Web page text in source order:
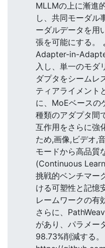
MLLMの上に漸進
し、共同モーダル
ーダルデータを用
張を可能にする。
Adapter-in-
入し、単一のモダ
ダプタをシームレ
ティアライメント
に、MoEベースの
種類のアダプタ間
互作用をさらに強
ため,画像,ビデオ,
モードから高品質
(Continuous
挑戦的ベンチマー
ける可塑性と記憶
レームワークの有
さらに、
があり、パラメー
98.73%削減する